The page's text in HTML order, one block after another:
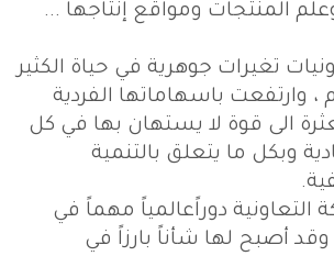
المنتجات ومواقع إنتاجها ...
تغيرات جوهرية في حياة الكثير
وارتفعت باسهاماتها الفردية
الى قوة لا يستهان بها في كل
وبكل ما يتعلق بالتنمية
التعاونية دوراًعالمياً مهماً في
أصبح لها شأناً بارزاً في